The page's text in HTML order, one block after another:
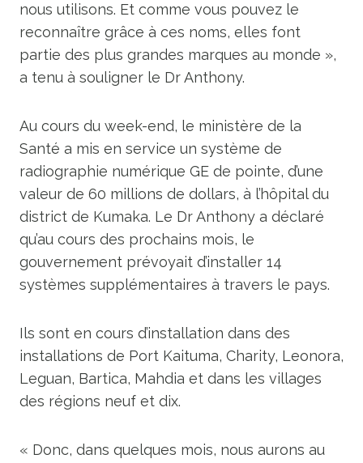
nous utilisons. Et comme vous pouvez le
reconnaître grâce à ces noms, elles font
partie des plus grandes marques au monde »,
a tenu à souligner le Dr Anthony.
Au cours du week-end, le ministère de la
Santé a mis en service un système de
radiographie numérique GE de pointe, d’une
valeur de 60 millions de dollars, à l’hôpital du
district de Kumaka. Le Dr Anthony a déclaré
qu’au cours des prochains mois, le
gouvernement prévoyait d’installer 14
systèmes supplémentaires à travers le pays.
Ils sont en cours d’installation dans des
installations de Port Kaituma, Charity, Leonora,
Leguan, Bartica, Mahdia et dans les villages
des régions neuf et dix.
« Donc, dans quelques mois, nous aurons au